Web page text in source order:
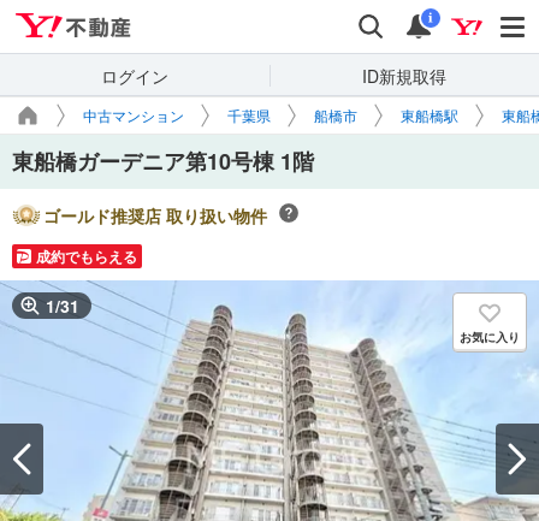
検索 通知
i
ログイン ID新規取得
中古マンション 千葉県 船橋市 東船橋駅 東船
東船橋ガーデニア第10号棟 1階
ゴールド推奨店 取り扱い物件
成約でもらえる
1/31
お気に入り